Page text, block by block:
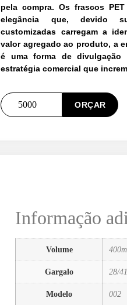
pela compra. Os frascos
elegância que, devido
customizadas carregam a
valor agregado ao produto, a
é uma forma de divulgação
estratégia comercial que
Frasco
PET
Cosmético
ORÇAR
Informação
Volume
Gargalo 28/
Modelo 002